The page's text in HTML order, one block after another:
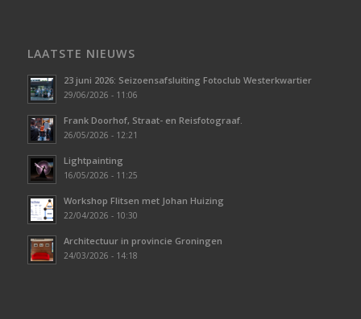
LAATSTE NIEUWS
23 juni 2026: Seizoensafsluiting Fotoclub Westerkwartier
29/06/2026 - 11:06
Frank Doorhof, Straat- en Reisfotograaf.
26/05/2026 - 12:21
Lightpainting
16/05/2026 - 11:25
Workshop Flitsen met Johan Huizing
22/04/2026 - 10:30
Architectuur in provincie Groningen
24/03/2026 - 14:18